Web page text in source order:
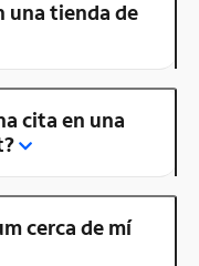
una tienda de
cita en una
cerca de mí